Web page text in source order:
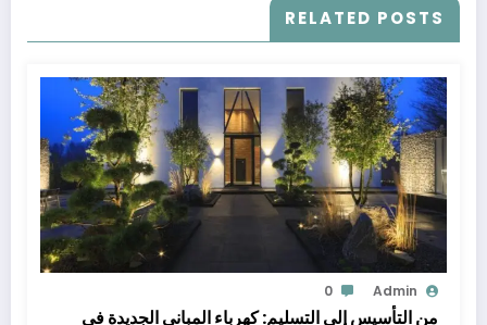
RELATED POSTS
Admin
0
من التأسيس إلى التسليم: كهرباء المباني الجديدة في